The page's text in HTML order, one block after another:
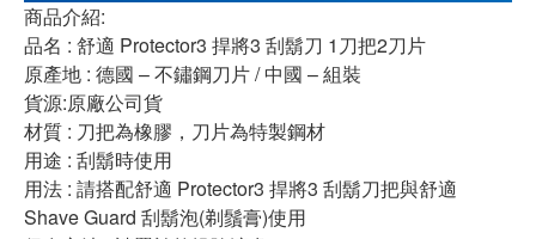
商品介紹:
品名 : 舒適 Protector3 捍將3 刮鬍刀 1刀把2刀片
原產地 : 德國 – 不鏽鋼刀片 / 中國 – 組裝
貨源:原廠公司貨
材質 : 刀把為橡膠，刀片為特製鋼材
用途 : 刮鬍時使用
用法 : 請搭配舒適 Protector3 捍將3 刮鬍刀把與舒適
Shave Guard 刮鬍泡(剃鬚膏)使用